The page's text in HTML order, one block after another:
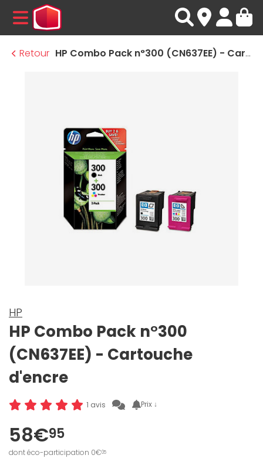
MENU
Retour
HP Combo Pack n°300 (CN637EE) - Cartouche d'encre
HP
HP Combo Pack n°300
(CN637EE) - Cartouche
d'encre
1 avis Prix ↓
58€95
dont éco-participation 0€05